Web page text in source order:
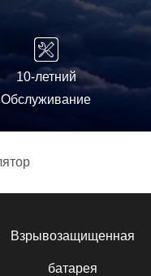
10-летний
Обслуживание
Взрывозащищенная
батарея